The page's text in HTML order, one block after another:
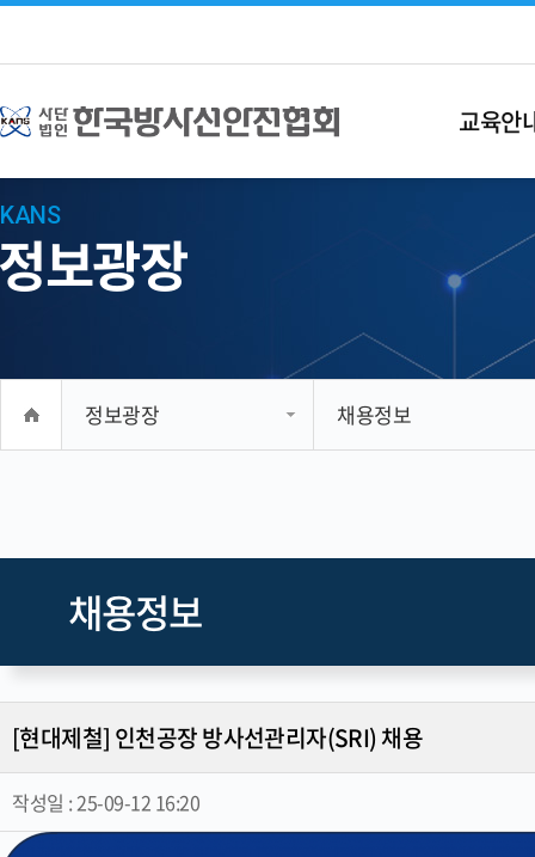
교육안
KANS
보광장
정보광장 채용정보
채용정보
[현대제철] 인천공장 방사선관리자(SRI) 채용
작성일 :25-09-12 16:20